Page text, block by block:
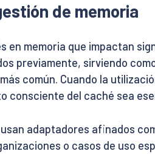
de memoria
en memoria que impactan
previamente, sirviendo
común. Cuando la
consciente del caché sea
adaptadores afinados
o casos de uso